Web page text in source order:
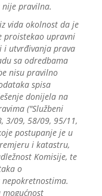
nije pravilna.
vida okolnost da je
proistekao upravni
i utvrđivanja prava
sa odredbama
nisu pravilno
spisa
donijela na
("Službeni
3/09, 58/09, 95/11,
postupanje je u
i katastru,
Komisije, te
o